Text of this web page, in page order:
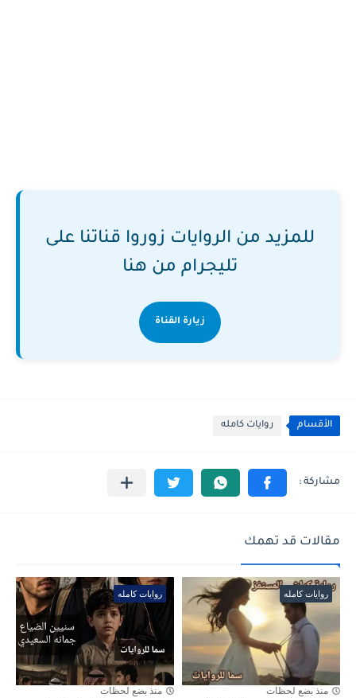
للمزيد من الروايات زوروا قناتنا على
تليجرام من هنا
زيارة القناة
الأقسام روايات كامله
مقالات قد تهمك
روايات كامله
منذ بضع لحظات
روايات كامله
منذ بضع لحظات